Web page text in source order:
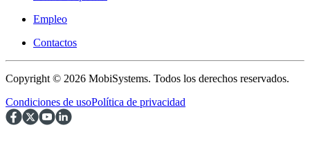
Empleo
Contactos
Copyright © 2026 MobiSystems. Todos los derechos reservados.
Condiciones de usoPolítica de privacidad